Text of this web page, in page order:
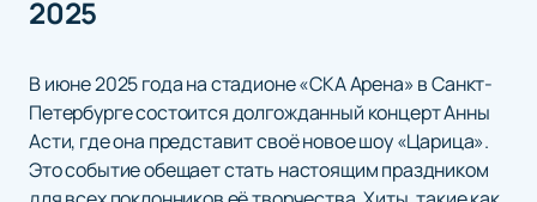
2025
В июне 2025 года на стадионе «СКА Арена» в Санкт-
Петербурге состоится долгожданный концерт Анны
Асти, где она представит своё новое шоу «Царица».
Это событие обещает стать настоящим праздником